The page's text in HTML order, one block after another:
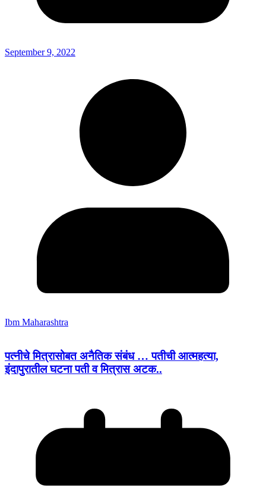
September 9, 2022
Ibm Maharashtra
पत्नीचे मित्रासोबत अनैतिक संबंध … पतीची आत्महत्या,
इंदापुरातील घटना पती व मित्रास अटक..